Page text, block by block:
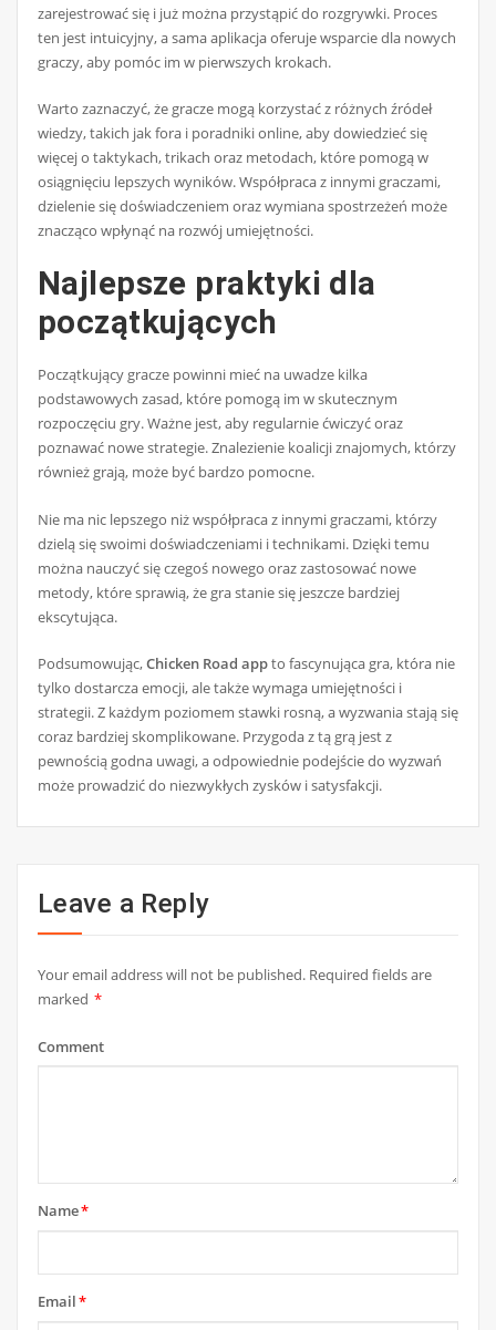
zarejestrować się i już można przystąpić do rozgrywki. Proces
ten jest intuicyjny, a sama aplikacja oferuje wsparcie dla nowych
graczy, aby pomóc im w pierwszych krokach.
Warto zaznaczyć, że gracze mogą korzystać z różnych źródeł
wiedzy, takich jak fora i poradniki online, aby dowiedzieć się
więcej o taktykach, trikach oraz metodach, które pomogą w
osiągnięciu lepszych wyników. Współpraca z innymi graczami,
dzielenie się doświadczeniem oraz wymiana spostrzeżeń może
znacząco wpłynąć na rozwój umiejętności.
Najlepsze praktyki dla
początkujących
Początkujący gracze powinni mieć na uwadze kilka
podstawowych zasad, które pomogą im w skutecznym
rozpoczęciu gry. Ważne jest, aby regularnie ćwiczyć oraz
poznawać nowe strategie. Znalezienie koalicji znajomych, którzy
również grają, może być bardzo pomocne.
Nie ma nic lepszego niż współpraca z innymi graczami, którzy
dzielą się swoimi doświadczeniami i technikami. Dzięki temu
można nauczyć się czegoś nowego oraz zastosować nowe
metody, które sprawią, że gra stanie się jeszcze bardziej
ekscytująca.
Podsumowując,Chicken Road appto fascynująca gra, która nie
tylko dostarcza emocji, ale także wymaga umiejętności i
strategii. Z każdym poziomem stawki rosną, a wyzwania stają się
coraz bardziej skomplikowane. Przygoda z tą grą jest z
pewnością godna uwagi, a odpowiednie podejście do wyzwań
może prowadzić do niezwykłych zysków i satysfakcji.
Leave a Reply
Your email address will not be published. Required fields are
marked *
Comment
Name*
Email*